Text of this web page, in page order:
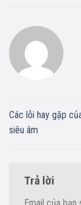
Các lỗi hay gặp
siêu âm
Trả lời